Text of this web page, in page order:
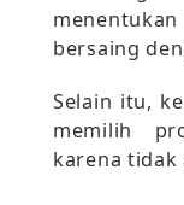
bersaing
Selain itu,
memilih
karena tidak